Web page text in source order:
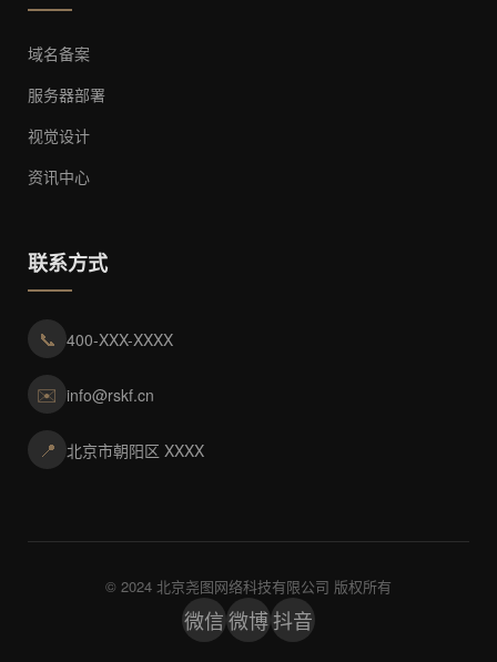
域名备案
服务器部署
视觉设计
资讯中心
联系方式
📞 400-XXX-XXXX
✉️ info@rskf.cn
📍 北京市朝阳区 XXXX
© 2024 北京尧图网络科技有限公司 版权所有
微信微博抖音